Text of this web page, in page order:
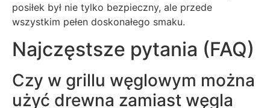
posiłek był nie tylko bezpieczny, ale przede
wszystkim pełen doskonałego smaku.
Najczęstsze pytania (FAQ)
Czy w grillu węglowym można
użyć drewna zamiast węgla